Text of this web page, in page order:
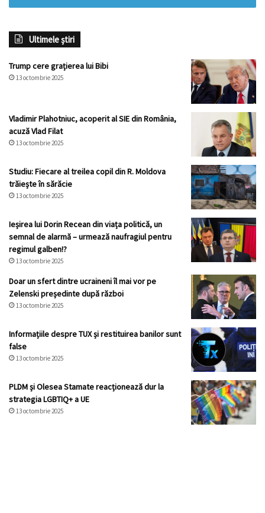
Ultimele știri
Trump cere grațierea lui Bibi
13 octombrie 2025
Vladimir Plahotniuc, acoperit al SIE din România,
acuză Vlad Filat
13 octombrie 2025
Studiu: Fiecare al treilea copil din R. Moldova
trăiește în sărăcie
13 octombrie 2025
Ieșirea lui Dorin Recean din viața politică, un
semnal de alarmă – urmează naufragiul pentru
regimul galben!?
13 octombrie 2025
Doar un sfert dintre ucraineni îl mai vor pe
Zelenski președinte după război
13 octombrie 2025
Informațiile despre TUX și restituirea banilor sunt
false
13 octombrie 2025
PLDM și Olesea Stamate reacționează dur la
strategia LGBTIQ+ a UE
13 octombrie 2025